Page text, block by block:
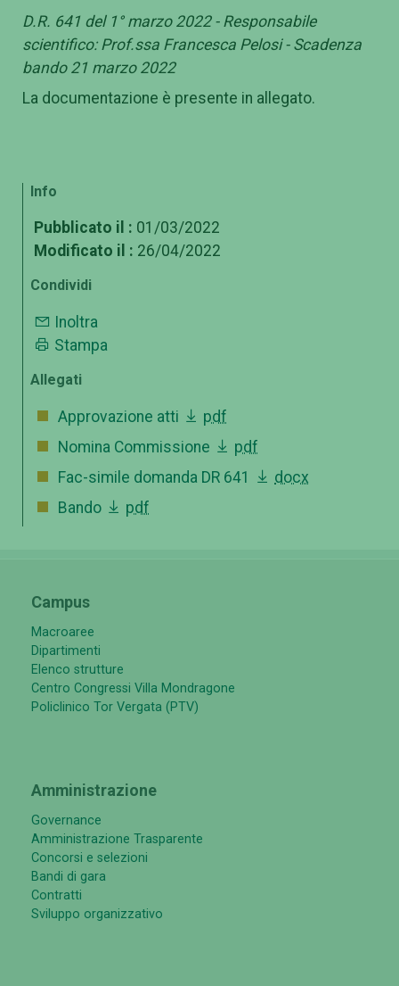
D.R. 641 del 1° marzo 2022 - Responsabile
scientifico: Prof.ssa Francesca Pelosi - Scadenza
bando 21 marzo 2022
La documentazione è presente in allegato.
Info
Pubblicato il : 01/03/2022
Modificato il : 26/04/2022
Condividi
Inoltra
Stampa
Allegati
Approvazione atti
pdf
Nomina Commissione
pdf
Fac-simile domanda DR 641
docx
Bando
pdf
Campus
Macroaree
Dipartimenti
Elenco strutture
Centro Congressi Villa Mondragone
Policlinico Tor Vergata (PTV)
Amministrazione
Governance
Amministrazione Trasparente
Concorsi e selezioni
Bandi di gara
Contratti
Sviluppo organizzativo